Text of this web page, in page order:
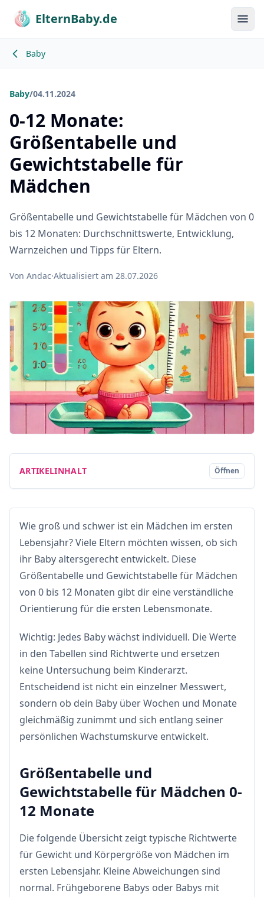
ElternBaby.de
Baby
Baby/04.11.2024
0-12 Monate:
Größentabelle und
Gewichtstabelle für
Mädchen
Größentabelle und Gewichtstabelle für Mädchen von 0
bis 12 Monaten: Durchschnittswerte, Entwicklung,
Warnzeichen und Tipps für Eltern.
Von Andac·Aktualisiert am 28.07.2026
ARTIKELINHALT Öffnen
Wie groß und schwer ist ein Mädchen im ersten
Lebensjahr? Viele Eltern möchten wissen, ob sich
ihr Baby altersgerecht entwickelt. Diese
Größentabelle und Gewichtstabelle für Mädchen
von 0 bis 12 Monaten gibt dir eine verständliche
Orientierung für die ersten Lebensmonate.
Wichtig: Jedes Baby wächst individuell. Die Werte
in den Tabellen sind Richtwerte und ersetzen
keine Untersuchung beim Kinderarzt.
Entscheidend ist nicht ein einzelner Messwert,
sondern ob dein Baby über Wochen und Monate
gleichmäßig zunimmt und sich entlang seiner
persönlichen Wachstumskurve entwickelt.
Größentabelle und
Gewichtstabelle für Mädchen 0-
12 Monate
Die folgende Übersicht zeigt typische Richtwerte
für Gewicht und Körpergröße von Mädchen im
ersten Lebensjahr. Kleine Abweichungen sind
normal. Frühgeborene Babys oder Babys mit